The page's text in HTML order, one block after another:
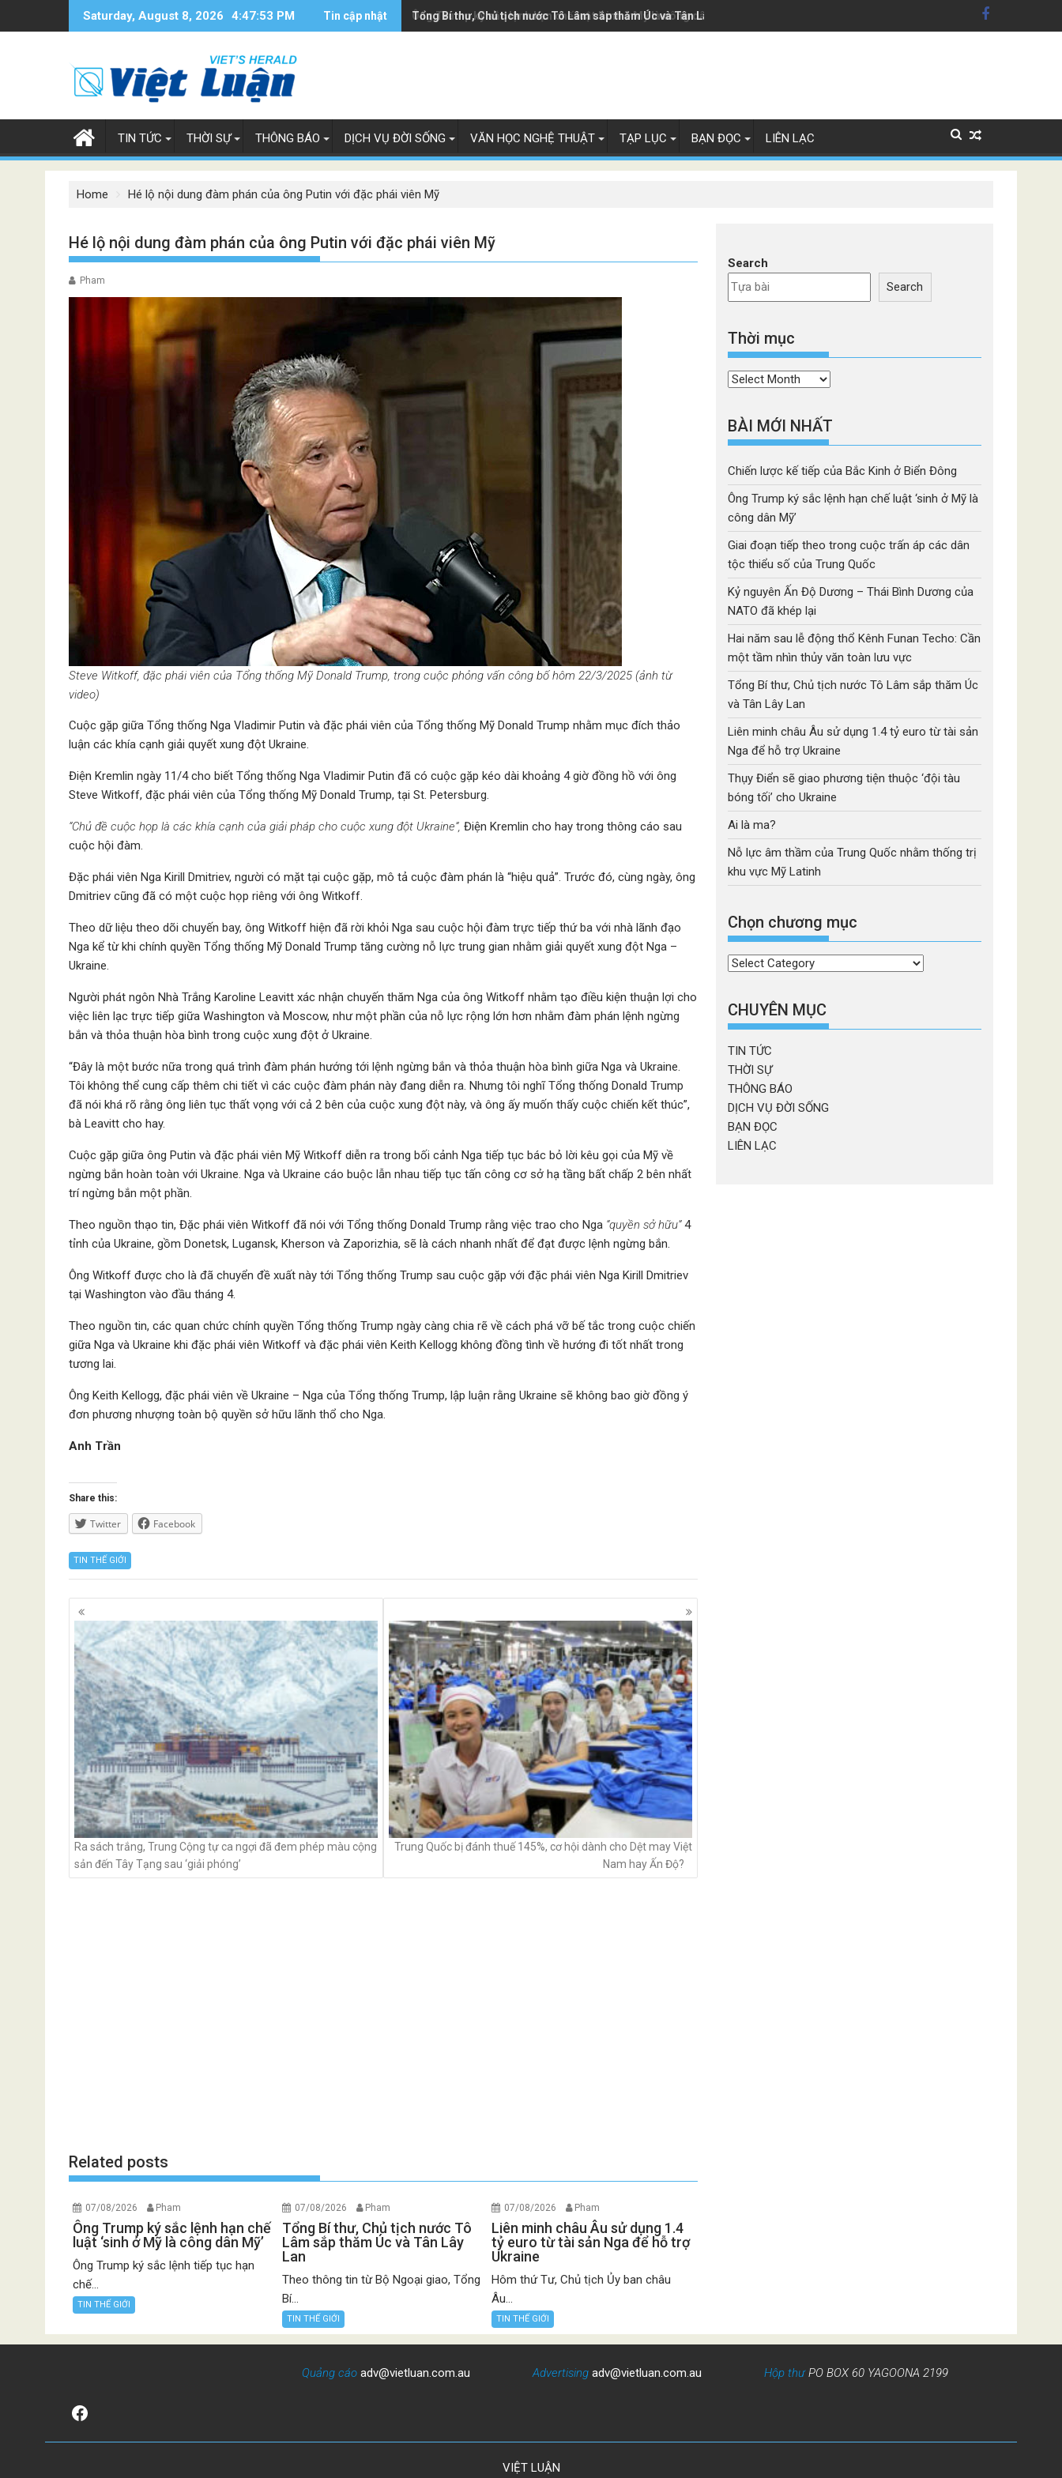
Saturday, August 8, 2026 4:47:54 PM Tin cập nhật Ông Trump ký sắc lệnh hạn chế luật 'sinh ở Mỹ là công dân Mỹ'
Tổng Bí thư, Chủ tịch nước Tô Lâm sắp thăm Úc và Tân Lây Lan
TIN TỨC THỜI SỰ THÔNG BÁO DỊCH VỤ ĐỜI SỐNG VĂN HỌC NGHỆ THUẬT TẠP LỤC BẠN ĐỌC LIÊN LẠC
Home Hé lộ nội dung đàm phán của ông Putin với đặc phái viên Mỹ
Hé lộ nội dung đàm phán của ông Putin với đặc phái viên Mỹ
Pham
Steve Witkoff, đặc phái viên của Tổng thống Mỹ Donald Trump, trong cuộc phỏng vấn công bố hôm 22/3/2025 (ảnh từ
video)
Cuộc gặp giữa Tổng thống Nga Vladimir Putin và đặc phái viên của Tổng thống Mỹ Donald Trump nhằm mục đích thảo
luận các khía cạnh giải quyết xung đột Ukraine.
Điện Kremlin ngày 11/4 cho biết Tổng thống Nga Vladimir Putin đã có cuộc gặp kéo dài khoảng 4 giờ đồng hồ với ông
Steve Witkoff, đặc phái viên của Tổng thống Mỹ Donald Trump, tại St. Petersburg.
“Chủ đề cuộc họp là các khía cạnh của giải pháp cho cuộc xung đột Ukraine”, Điện Kremlin cho hay trong thông cáo sau
cuộc hội đàm.
Đặc phái viên Nga Kirill Dmitriev, người có mặt tại cuộc gặp, mô tả cuộc đàm phán là “hiệu quả”. Trước đó, cùng ngày, ông
Dmitriev cũng đã có một cuộc họp riêng với ông Witkoff.
Theo dữ liệu theo dõi chuyến bay, ông Witkoff hiện đã rời khỏi Nga sau cuộc hội đàm trực tiếp thứ ba với nhà lãnh đạo
Nga kể từ khi chính quyền Tổng thống Mỹ Donald Trump tăng cường nỗ lực trung gian nhằm giải quyết xung đột Nga –
Ukraine.
Người phát ngôn Nhà Trắng Karoline Leavitt xác nhận chuyến thăm Nga của ông Witkoff nhằm tạo điều kiện thuận lợi cho
việc liên lạc trực tiếp giữa Washington và Moscow, như một phần của nỗ lực rộng lớn hơn nhằm đàm phán lệnh ngừng
bắn và thỏa thuận hòa bình trong cuộc xung đột ở Ukraine.
“Đây là một bước nữa trong quá trình đàm phán hướng tới lệnh ngừng bắn và thỏa thuận hòa bình giữa Nga và Ukraine.
Tôi không thể cung cấp thêm chi tiết vì các cuộc đàm phán này đang diễn ra. Nhưng tôi nghĩ Tổng thống Donald Trump
đã nói khá rõ rằng ông liên tục thất vọng với cả 2 bên của cuộc xung đột này, và ông ấy muốn thấy cuộc chiến kết thúc”,
bà Leavitt cho hay.
Cuộc gặp giữa ông Putin và đặc phái viên Mỹ Witkoff diễn ra trong bối cảnh Nga tiếp tục bác bỏ lời kêu gọi của Mỹ về
ngừng bắn hoàn toàn với Ukraine. Nga và Ukraine cáo buộc lẫn nhau tiếp tục tấn công cơ sở hạ tầng bất chấp 2 bên nhất
trí ngừng bắn một phần.
Theo nguồn thạo tin, Đặc phái viên Witkoff đã nói với Tổng thống Donald Trump rằng việc trao cho Nga “quyền sở hữu”4
tỉnh của Ukraine, gồm Donetsk, Lugansk, Kherson và Zaporizhia, sẽ là cách nhanh nhất để đạt được lệnh ngừng bắn.
Ông Witkoff được cho là đã chuyển đề xuất này tới Tổng thống Trump sau cuộc gặp với đặc phái viên Nga Kirill Dmitriev
tại Washington vào đầu tháng 4.
Theo nguồn tin, các quan chức chính quyền Tổng thống Trump ngày càng chia rẽ về cách phá vỡ bế tắc trong cuộc chiến
giữa Nga và Ukraine khi đặc phái viên Witkoff và đặc phái viên Keith Kellogg không đồng tình về hướng đi tốt nhất trong
tương lai.
Ông Keith Kellogg, đặc phái viên về Ukraine – Nga của Tổng thống Trump, lập luận rằng Ukraine sẽ không bao giờ đồng ý
đơn phương nhượng toàn bộ quyền sở hữu lãnh thổ cho Nga.
Anh Trần
Share this:
Twitter Facebook
TIN THẾ GIỚI
Posts
navigation
Ra sách trắng, Trung Cộng tự ca ngợi đã đem phép màu cộng
sản đến Tây Tạng sau ‘giải phóng’
Trung Quốc bị đánh thuế 145%, cơ hội dành cho Dệt may Việt
Nam hay Ấn Độ?
Related posts
07/08/2026 Pham
Ông Trump ký sắc lệnh hạn chế
luật ‘sinh ở Mỹ là công dân Mỹ’
Ông Trump ký sắc lệnh tiếp tục hạn
chế...
TIN THẾ GIỚI
07/08/2026 Pham
Tổng Bí thư, Chủ tịch nước Tô
Lâm sắp thăm Úc và Tân Lây
Lan
Theo thông tin từ Bộ Ngoại giao, Tổng
Bí...
TIN THẾ GIỚI
07/08/2026 Pham
Liên minh châu Âu sử dụng 1.4
tỷ euro từ tài sản Nga để hỗ trợ
Ukraine
Hôm thứ Tư, Chủ tịch Ủy ban châu
Âu...
TIN THẾ GIỚI
Search
Search
Thời mục
Thời
BÀI MỚI NHẤT
Chiến lược kế tiếp của Bắc Kinh ở Biển Đông
Ông Trump ký sắc lệnh hạn chế luật ‘sinh ở Mỹ là
công dân Mỹ’
Giai đoạn tiếp theo trong cuộc trấn áp các dân
tộc thiểu số của Trung Quốc
Kỷ nguyên Ấn Độ Dương – Thái Bình Dương của
NATO đã khép lại
Hai năm sau lễ động thổ Kênh Funan Techo: Cần
một tầm nhìn thủy văn toàn lưu vực
Tổng Bí thư, Chủ tịch nước Tô Lâm sắp thăm Úc
và Tân Lây Lan
Liên minh châu Âu sử dụng 1.4 tỷ euro từ tài sản
Nga để hỗ trợ Ukraine
Thụy Điển sẽ giao phương tiện thuộc ‘đội tàu
bóng tối’ cho Ukraine
Ai là ma?
Nỗ lực âm thầm của Trung Quốc nhằm thống trị
khu vực Mỹ Latinh
Chọn chương mục
Chọn
mục
CHUYÊN MỤC
TIN TỨC
THỜI SỰ
THÔNG BÁO
DỊCH VỤ ĐỜI SỐNG
BẠN ĐỌC
LIÊN LẠC
Quảng cáoadv@vietluan.com.au Advertising adv@vietluan.com.au Hộp thưPO BOX 60 YAGOONA 2199
Facebook
VIỆT LUẬN